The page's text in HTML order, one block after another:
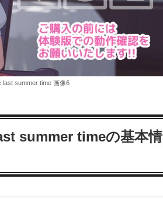
last summer time 画像6
summer timeの基本情